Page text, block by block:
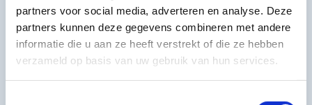
partners voor social media, adverteren en analyse. Deze
partners kunnen deze gegevens combineren met andere
informatie die u aan ze heeft verstrekt of die ze hebben
verzameld op basis van uw gebruik van hun services.
Ronald@Matex.nl
Linkedin